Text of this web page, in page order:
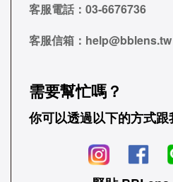
客服電話： 03-6676736
客服信箱： help@bblens.tw
需要幫忙嗎？
你可以透過以下的方式跟